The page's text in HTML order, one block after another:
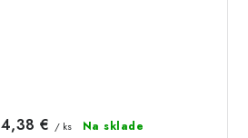
Na sklade
4,38 € / ks